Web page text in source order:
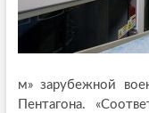
м» зарубежной
Пентагона.